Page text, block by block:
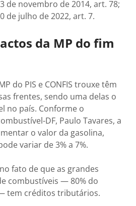
de novembro de 2014, art. 78;
de julho de 2022, art. 7.
da MP do fim
do PIS e CONFIS trouxe têm
frentes, sendo uma delas o
no país. Conforme o
DF, Paulo Tavares, a
o valor da gasolina,
variar de 3% a 7%.
fato de que as grandes
combustíveis — 80% do
tem créditos tributários.